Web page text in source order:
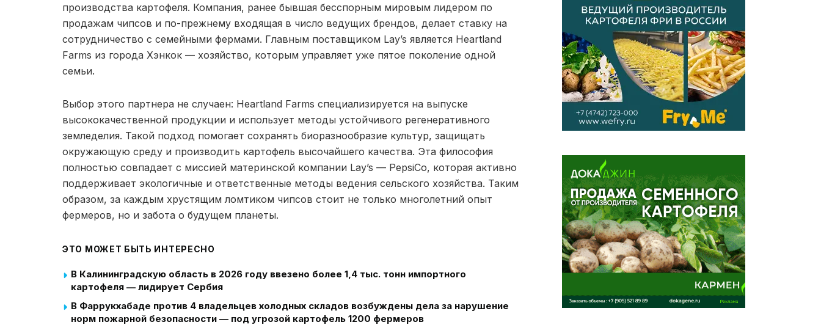
производства картофеля. Компания, ранее бывшая бесспорным мировым лидером по
продажам чипсов и по-прежнему входящая в число ведущих брендов, делает ставку на
сотрудничество с семейными фермами. Главным поставщиком Lay’s является Heartland
Farms из города Хэнкок — хозяйство, которым управляет уже пятое поколение одной
семьи.
Выбор этого партнера не случаен: Heartland Farms специализируется на выпуске
высококачественной продукции и использует методы устойчивого регенеративного
земледелия. Такой подход помогает сохранять биоразнообразие культур, защищать
окружающую среду и производить картофель высочайшего качества. Эта философия
полностью совпадает с миссией материнской компании Lay’s — PepsiCo, которая активно
поддерживает экологичные и ответственные методы ведения сельского хозяйства. Таким
образом, за каждым хрустящим ломтиком чипсов стоит не только многолетний опыт
фермеров, но и забота о будущем планеты.
ЭТО МОЖЕТ БЫТЬ ИНТЕРЕСНО
В Калининградскую область в 2026 году ввезено более 1,4 тыс. тонн импортного
картофеля — лидирует Сербия
В Фаррукхабаде против 4 владельцев холодных складов возбуждены дела за нарушение
норм пожарной безопасности — под угрозой картофель 1200 фермеров